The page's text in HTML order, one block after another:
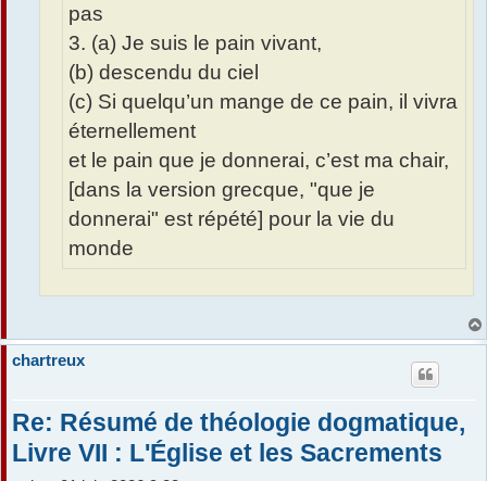
pas
3. (a) Je suis le pain vivant,
(b) descendu du ciel
(c) Si quelqu’un mange de ce pain, il vivra
éternellement
et le pain que je donnerai, c’est ma chair,
[dans la version grecque, "que je
donnerai" est répété] pour la vie du
monde
chartreux
Re: Résumé de théologie dogmatique,
Livre VII : L'Église et les Sacrements